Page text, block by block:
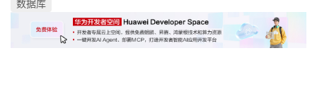
数据库